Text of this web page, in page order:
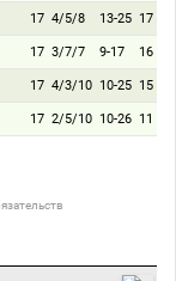
17 4/5/8 13-25 17
17 3/7/7 9-17 16
17 4/3/10 10-25 15
17 2/5/10 10-26 11